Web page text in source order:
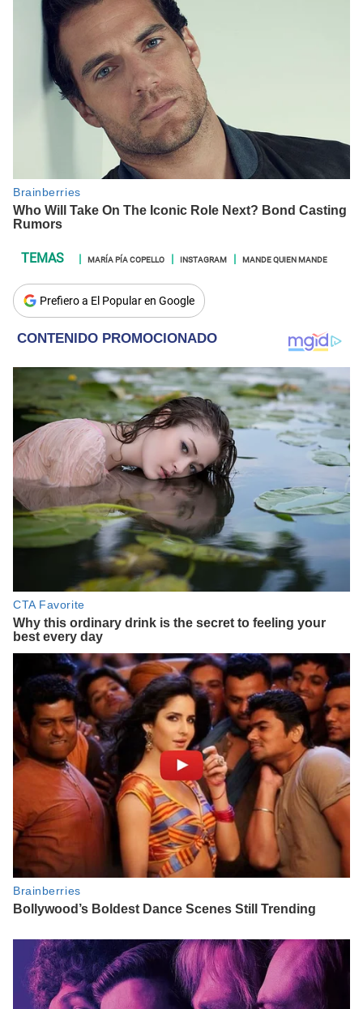
MARÍA PÍA COPELLO INSTAGRAM MANDE QUIEN MANDE
Prefiero a El Popular en Google